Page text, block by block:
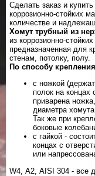
Сделать заказ и
коррозионно-стойких
количестве и
Хомут трубный из
из коррозионно-
предназначенная для
стенам, потолку, полу.
По способу
c ножкой
полок на концах
приварена
диаметра
Так же при
боковые
с гайкой -
концах с
или
W4, А2, AISI 304 - все